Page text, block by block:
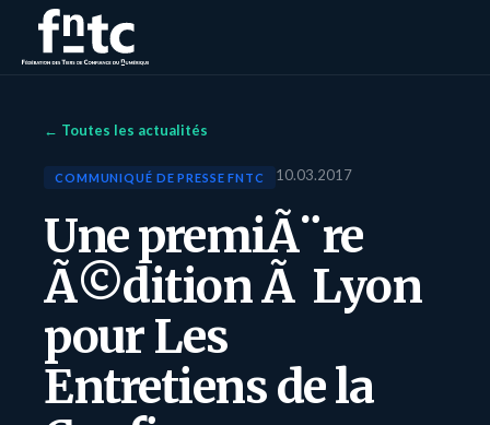
← Toutes les actualités
COMMUNIQUÉ DE PRESSE FNTC 10.03.2017
Une premiÃ¨re
Ã©dition Ã Lyon
pour Les
Entretiens de la